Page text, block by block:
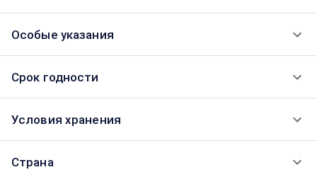
Особые указания
Срок годности
Условия хранения
Страна